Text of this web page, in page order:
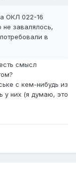
ОКЛ 022-16
не завалялось,
в
смысл
с кем-нибудь из
у них (я думаю, это